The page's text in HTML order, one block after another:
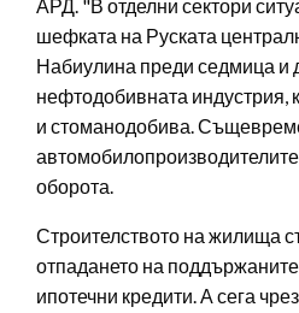
АРД. "В отделни сектори
шефката на Руската
Набиулина преди седмица и
нефтодобивната индустрия,
и стоманодобива.
оборота.
Строителството на жилища
отпадането на
ипотечни кредити. А сега